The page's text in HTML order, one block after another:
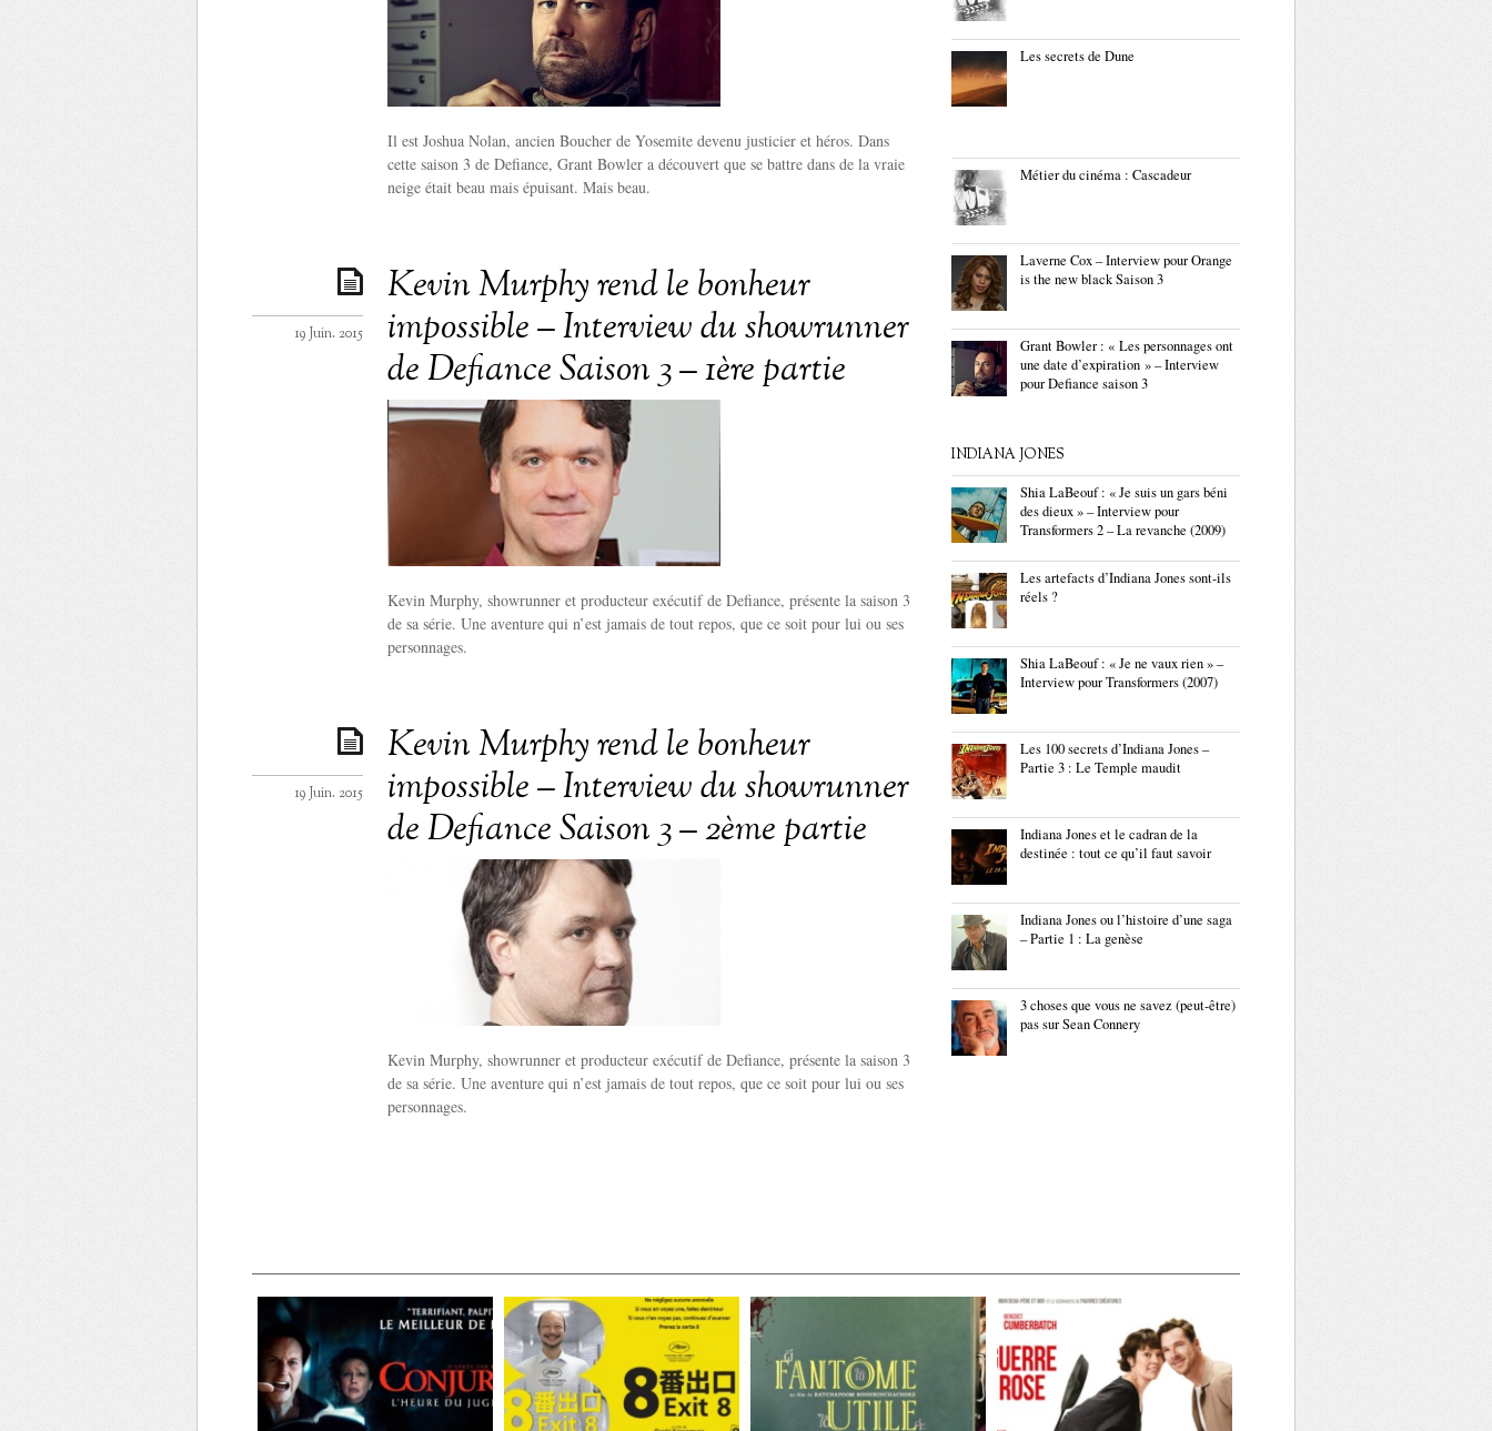
Il est Joshua Nolan, ancien Boucher de Yosemite devenu justicier et héros. Dans
cette saison 3 de Defiance, Grant Bowler a découvert que se battre dans de la vraie
neige était beau mais épuisant. Mais beau.
Kevin Murphy rend le bonheur
impossible – Interview du showrunner
de Defiance Saison 3 – 1ère partie
19 Juin. 2015
Kevin Murphy, showrunner et producteur exécutif de Defiance, présente la saison 3
de sa série. Une aventure qui n’est jamais de tout repos, que ce soit pour lui ou ses
personnages.
Kevin Murphy rend le bonheur
impossible – Interview du showrunner
de Defiance Saison 3 – 2ème partie
19 Juin. 2015
Kevin Murphy, showrunner et producteur exécutif de Defiance, présente la saison 3
de sa série. Une aventure qui n’est jamais de tout repos, que ce soit pour lui ou ses
personnages.
Les secrets de Dune
Métier du cinéma : Cascadeur
Laverne Cox – Interview pour Orange
is the new black Saison 3
Grant Bowler : « Les personnages ont
une date d’expiration » – Interview
pour Defiance saison 3
INDIANA JONES
Shia LaBeouf : « Je suis un gars béni
des dieux » – Interview pour
Transformers 2 – La revanche (2009)
Les artefacts d’Indiana Jones sont-ils
réels ?
Shia LaBeouf : « Je ne vaux rien » –
Interview pour Transformers (2007)
Les 100 secrets d’Indiana Jones –
Partie 3 : Le Temple maudit
Indiana Jones et le cadran de la
destinée : tout ce qu’il faut savoir
Indiana Jones ou l’histoire d’une saga
– Partie 1 : La genèse
3 choses que vous ne savez (peut-être)
pas sur Sean Connery